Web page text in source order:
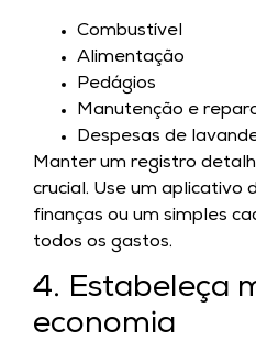
Combustível
Alimentação
Pedágios
Manutenção e
Despesas de
Manter um registro
crucial. Use um aplicativo
finanças ou um simples
todos os gastos.
4. Estabeleça
economia